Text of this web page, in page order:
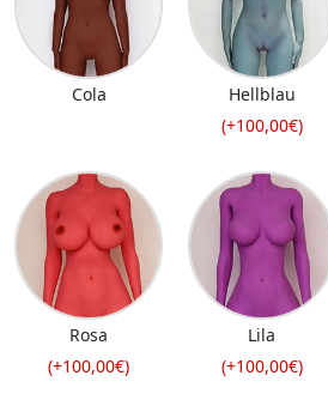
Cola
Hellblau
(+100,00€)
Rosa
(+100,00€)
Lila
(+100,00€)